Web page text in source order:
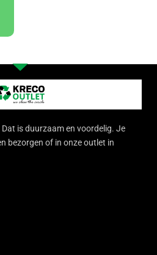
is duurzaam en voordelig. Je
bezorgen of in onze outlet in